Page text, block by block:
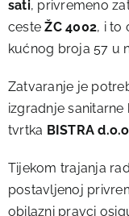
sati, privremeno
cesteŽC 4002, i to
kućnog broja 57 u
Zatvaranje je
izgradnje
tvrtka BISTRA
Tijekom trajanja
postavljenoj
obilazni pravci